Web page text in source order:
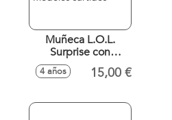
Muñeca L.O.L.
Surprise con
accesorios 8 cm . -
Modelos surtidos
4 años 15,00 €